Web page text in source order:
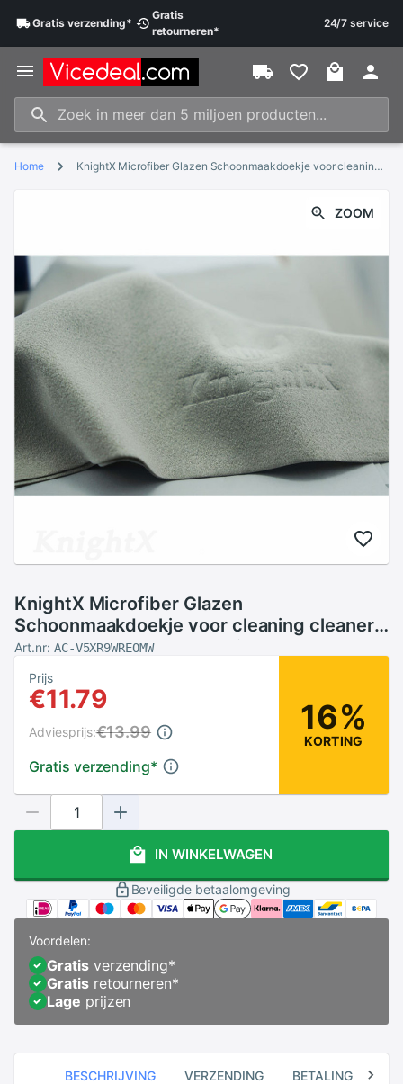
Gratisverzending*
Gratis
retourneren*
24/7 service
Home KnightX Microfiber Glazen Schoonmaakdoekje voor cleaning cleaner camera LENS ND UV cpl Filter Cleaner Schoon
ZOOM
KnightX Microfiber Glazen
Schoonmaakdoekje voor cleaning cleaner
camera LENS ND UV cpl Filter Cleaner
Schoon
Art.nr: AC-V5XR9WREOMW
Prijs
€11.79
Gratis verzending*
Adviesprijs:€13.99 16%
KORTING
IN WINKELWAGEN
Beveiligde betaalomgeving
Voordelen:
Gratisverzending*
Gratisretourneren*
Lage prijzen
BESCHRIJVING VERZENDING BETALING